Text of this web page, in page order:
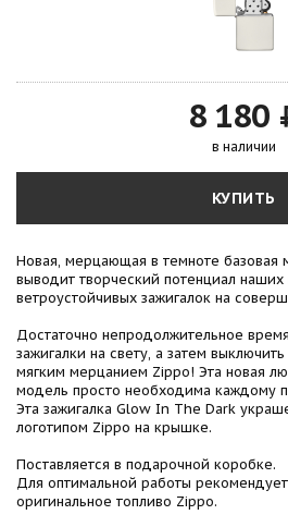
8 180
в наличии
КУПИТЬ
Новая, мерцающая в темноте базовая
выводит творческий потенциал
ветроустойчивых зажигалок на
Достаточно непродолжительное
зажигалки на свету, а затем
мягким мерцанием Zippo! Эта новая
модель просто необходима каждому
Эта зажигалка Glow In The Dark
логотипом Zippo на крышке.
Поставляется в подарочной коробке.
Для оптимальной работы
оригинальное топливо Zippo.